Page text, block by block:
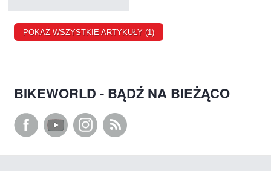
POKAŻ WSZYSTKIE ARTYKUŁY (1)
BIKEWORLD - BĄDŹ NA BIEŻĄCO